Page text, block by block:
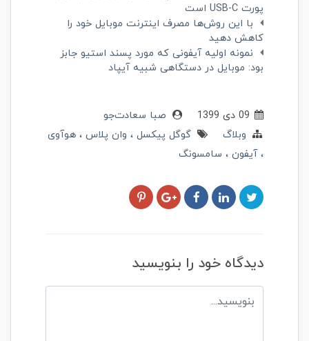
پورت USB-C است
با این روش‌ها مصرف اینترنت موبایل خود را
کاهش دهید
نمونه اولیه آیفونی که مورد پسند استیو جابز
بود: موبایل در دستگاهی شبیه آیپاد
صبا سعادت‌جو
وبلاگ
گوگل پیکسل وان پلاس
هوآوی
آیفون
سامسونگ
دیدگاه خود را بنویسید